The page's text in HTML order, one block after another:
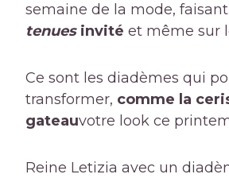
semaine de la mode,
tenues invité et même sur
Ce sont les diadèmes qui
transformer, comme la
gateauvotre look ce
Reine Letizia avec un